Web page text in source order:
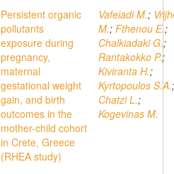
Persistent organic
pollutants
exposure during
pregnancy,
maternal
gestational weight
gain, and birth
outcomes in the
mother-child cohort
in Crete, Greece
(RHEA study)
Vafeiadi M.;
M.; Fthenou E.;
Chalkiadaki G.;
Rantakokko P.;
Kiviranta H.;
Kyrtopoulos S.A.;
Chatzi L.;
Kogevinas M.